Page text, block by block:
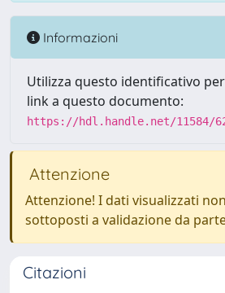
Informazioni
Utilizza questo identificativo
link a questo documento:
https://hdl.handle.net/11584/
Attenzione
Attenzione! I dati visualizzati
sottoposti a validazione da
Citazioni